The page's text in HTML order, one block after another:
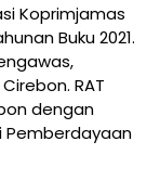
Koprimjamas
Buku 2021.
RAT
dengan
Pemberdayaan